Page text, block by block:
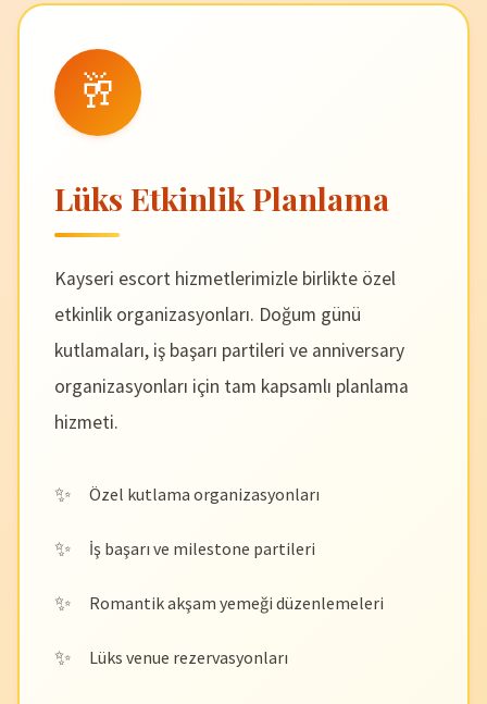
🥂
Lüks Etkinlik Planlama
Kayseri escort hizmetlerimizle birlikte özel
etkinlik organizasyonları. Doğum günü
kutlamaları, iş başarı partileri ve anniversary
organizasyonları için tam kapsamlı planlama
hizmeti.
Özel kutlama organizasyonları
İş başarı ve milestone partileri
Romantik akşam yemeği düzenlemeleri
Lüks venue rezervasyonları